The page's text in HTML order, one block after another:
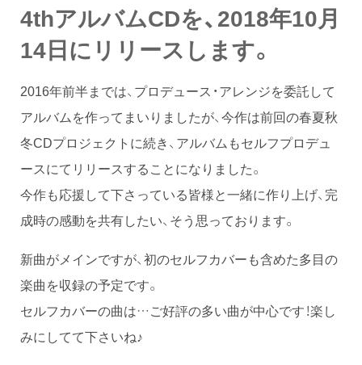
4thアルバムCDを、2018年10月
14日にリリースします。
2016年前半までは、プロデュース・アレンジを委託して
アルバムを作ってまいりましたが、今作は前回の春夏秋
冬CDプロジェクトに続き、アルバムもセルフプロデュ
ースにてリリースすることになりました。
今作も応援して下さっている皆様と一緒に作り上げ、完
成時の感動を共有したい、そう思っております。
新曲がメインですが、初のセルフカバーも含めた多目の
楽曲を収録の予定です。
セルフカバーの曲は…ご好評の多い曲が中心です！楽し
みにしてて下さいね♪